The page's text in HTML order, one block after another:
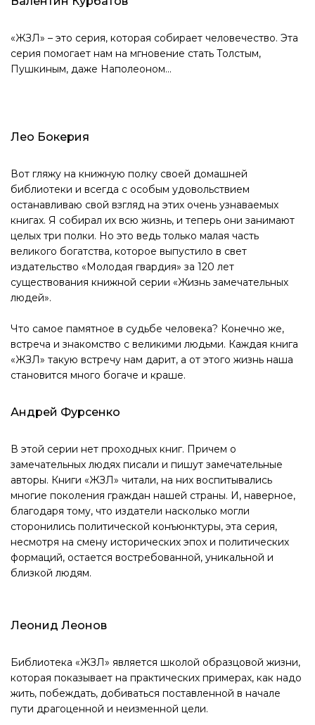
«ЖЗЛ» – это серия, которая собирает человечество. Эта
серия помогает нам на мгновение стать Толстым,
Пушкиным, даже Наполеоном...
Лео Бокерия
Вот гляжу на книжную полку своей домашней
библиотеки и всегда с особым удовольствием
останавливаю свой взгляд на этих очень узнаваемых
книгах. Я собирал их всю жизнь, и теперь они занимают
целых три полки. Но это ведь только малая часть
великого богатства, которое выпустило в свет
издательство «Молодая гвардия» за 120 лет
существования книжной серии «Жизнь замечательных
людей».
Что самое памятное в судьбе человека? Конечно же,
встреча и знакомство с великими людьми. Каждая книга
«ЖЗЛ» такую встречу нам дарит, а от этого жизнь наша
становится много богаче и краше.
Андрей Фурсенко
В этой серии нет проходных книг. Причем о
замечательных людях писали и пишут замечательные
авторы. Книги «ЖЗЛ» читали, на них воспитывались
многие поколения граждан нашей страны. И, наверное,
благодаря тому, что издатели насколько могли
сторонились политической конъюнктуры, эта серия,
несмотря на смену исторических эпох и политических
формаций, остается востребованной, уникальной и
близкой людям.
Леонид Леонов
Библиотека «ЖЗЛ» является школой образцовой жизни,
которая показывает на практических примерах, как надо
жить, побеждать, добиваться поставленной в начале
пути драгоценной и неизменной цели.